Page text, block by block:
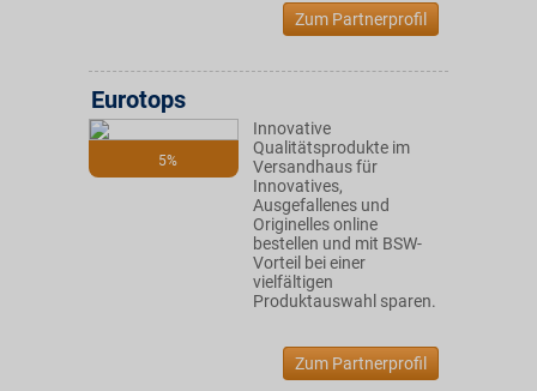
Zum Partnerprofil
5%
Eurotops
Innovative
Qualitätsprodukte im
Versandhaus für
Innovatives,
Ausgefallenes und
Originelles online
bestellen und mit BSW-
Vorteil bei einer
vielfältigen
Produktauswahl sparen.
Zum Partnerprofil